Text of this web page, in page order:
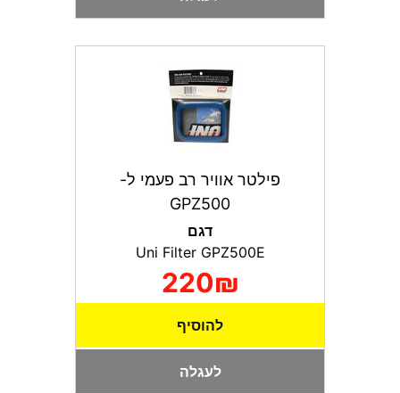
פילטר אוויר רב פעמי ל-
GPZ500
דגם
220₪
להוסיף
לעגלה